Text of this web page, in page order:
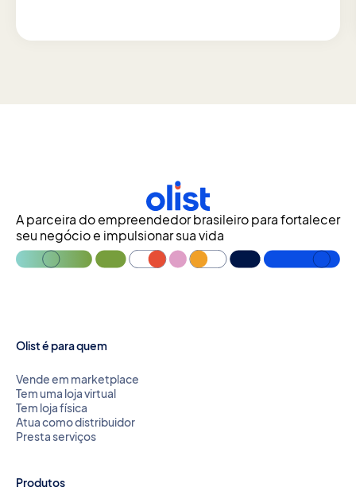
A parceira do empreendedor brasileiro para fortalecer
seu negócio e impulsionar sua vida
Olist é para quem
Vende em marketplace
Tem uma loja virtual
Tem loja física
Atua como distribuidor
Presta serviços
Produtos